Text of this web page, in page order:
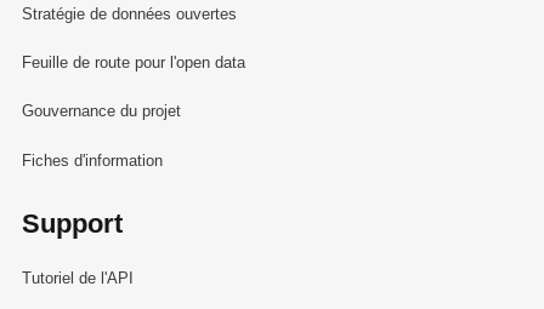
Stratégie de données ouvertes
Feuille de route pour l'open data
Gouvernance du projet
Fiches d'information
Support
Tutoriel de l'API